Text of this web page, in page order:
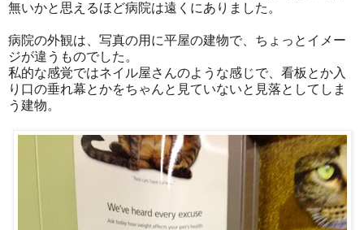
無いかと思えるほど病院は遠くにありました。
病院の外観は、写真の用に平屋の建物で、ちょっとイメー
ジが違うものでした。
私的な感覚ではネイル屋さんのような感じで、看板とか入
り口の垂れ幕とかをちゃんと見ていないと見落としてしま
う建物。